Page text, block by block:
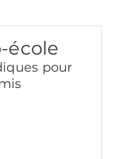
école
pour